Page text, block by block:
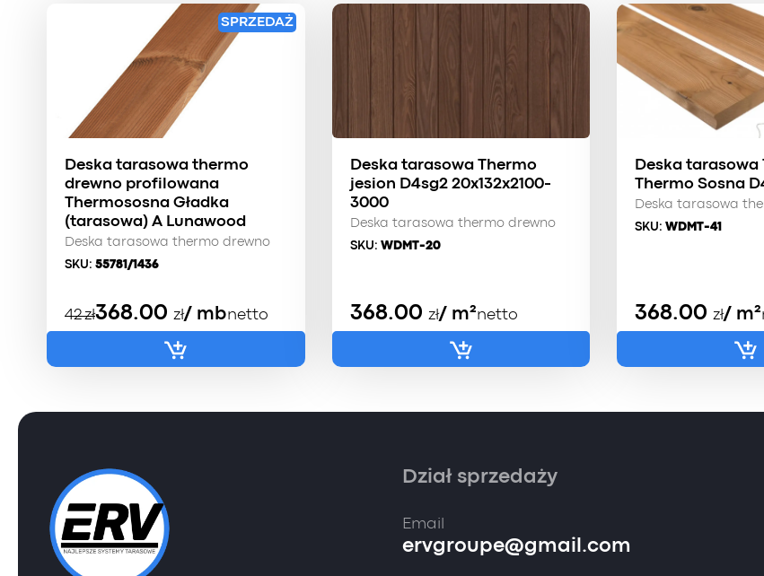
SPRZEDAŻ
Deska tarasowa thermo
drewno profilowana
Thermososna Gładka
(tarasowa) A Lunawood
Deska tarasowa thermo drewno
SKU: 55781/1436
42zł
Pierwotna
cena
368.00 zł
Aktualna
cena
/ mbnetto
Deska tarasowa Thermo
jesion D4sg2 20x132x2100-
3000
Deska tarasowa thermo drewno
SKU: WDMT-20
368.00 zł/ m²netto
Deska tarasowa
Тhermo Sosna
Deska tarasowa
SKU: WDMT-41
368.00 zł/ m²
Dział sprzedaży
Email
ervgroupe@gmail.com